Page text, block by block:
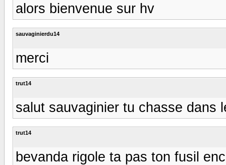
alors bienvenue sur hv
sauvaginierdu14
merci
trut14
salut sauvaginier tu chasse dans
trut14
bevanda rigole ta pas ton fusil